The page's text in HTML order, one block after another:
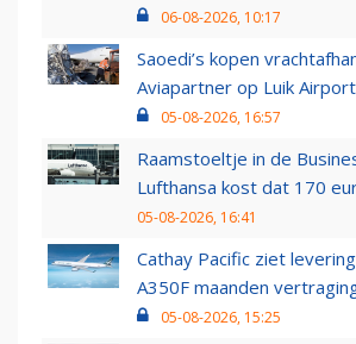
06-08-2026, 10:17
Saoedi’s kopen
Aviapartner op Luik Airport
05-08-2026, 16:57
Raamstoeltje in de
Lufthansa kost dat 170
05-08-2026, 16:41
Cathay Pacific ziet
A350F maanden
05-08-2026, 15:25